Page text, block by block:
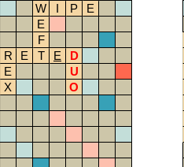
W
I P
E
E
F
R E T E
D
E
U
X
O